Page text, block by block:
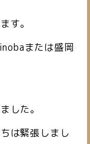
す。
または盛岡
した。
は緊張しまし